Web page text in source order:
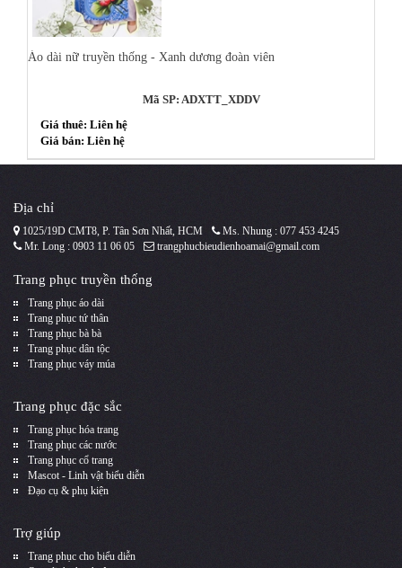
Áo dài nữ truyền thống - Xanh dương đoàn viên
Mã SP: ADXTT_XDDV
Giá thuê: Liên hệ
Giá bán: Liên hệ
Địa chỉ
1025/19D CMT8, P. Tân Sơn Nhất, HCM
Ms. Nhung : 077 453 4245
Mr. Long : 0903 11 06 05
trangphucbieudienhoamai@gmail.com
Trang phục truyền thống
Trang phục áo dài
Trang phục tứ thân
Trang phục bà bà
Trang phục dân tộc
Trang phục váy múa
Trang phục đặc sắc
Trang phục hóa trang
Trang phục các nước
Trang phục cổ trang
Mascot - Linh vật biểu diễn
Đạo cụ & phụ kiện
Trợ giúp
Trang phục cho biểu diễn